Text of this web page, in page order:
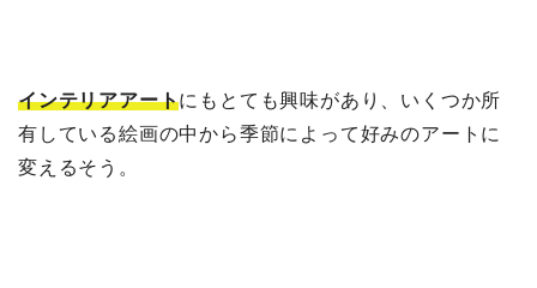
インテリアアートにもとても興味があり、いくつか所
有している絵画の中から季節によって好みのアートに
変えるそう。